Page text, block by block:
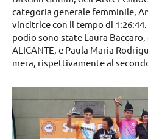
categoria generale femminile,
vincitrice con il tempo di
podio sono state Laura Baccaro,
ALICANTE, e Paula Maria
mera, rispettivamente al